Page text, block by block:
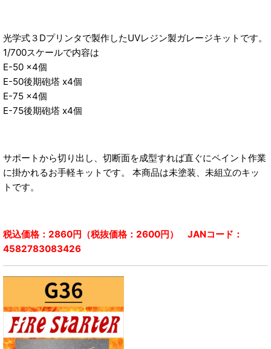
光学式３Dプリンタで製作したUVレジン製ガレージキットです。
1/700スケールで内容は
E-50 x4個
E-50後期砲塔 x4個
E-75 x4個
E-75後期砲塔 x4個
サポートから切り出し、切断面を成型すれば直ぐにペイント作業
に掛かれるお手軽キットです。 本商品は未塗装、未組立のキッ
トです。
税込価格：2860円（税抜価格：2600円） JANコード：
4582783083426